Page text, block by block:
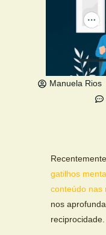
Manuela Rios
gatilhos
conteúdo nas
nos
reciprocidade.